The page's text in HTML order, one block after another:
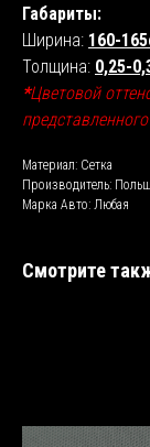
Габариты:
Ширина: 160-
Толщина: 0,25-
*Цветовой
Материал: Сетка
Производитель:
Марка Авто: Любая
Смотрите